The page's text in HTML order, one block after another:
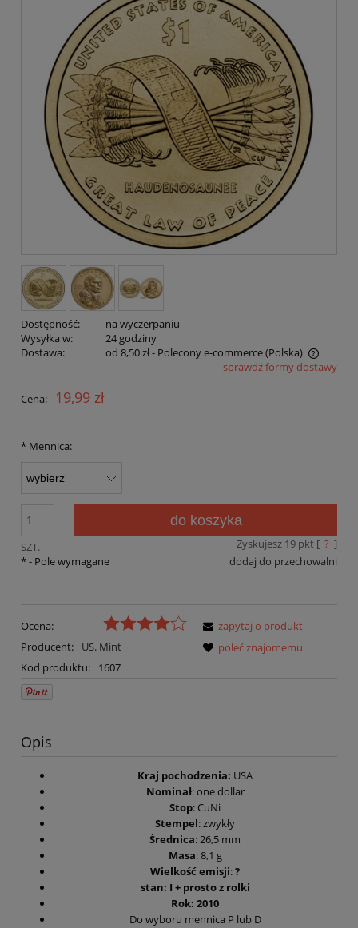
Dostępność:
na wyczerpaniu
Wysyłka w:
24 godziny
Dostawa:
od 8,50 zł- Polecony e-commerce(Polska)
Cena nie zawiera ewentualnych kosztów płatnościsprawdź formy dostawy
Cena: 19,99 zł
* Mennica:
SZT.
do koszyka
Zyskujesz 19pkt [ ? ]
dodaj do przechowalni
*- Pole wymagane
Ocena:
Producent:
US. Mint
Kod produktu:
1607
zapytaj o produkt
poleć znajomemu
Opis
Kraj pochodzenia: USA
Nominał: one dollar
Stop: CuNi
Stempel: zwykły
Średnica: 26,5 mm
Masa: 8,1 g
Wielkość emisji:?
stan: I + prosto z rolki
Rok: 2010
Do wyboru mennica P lub D